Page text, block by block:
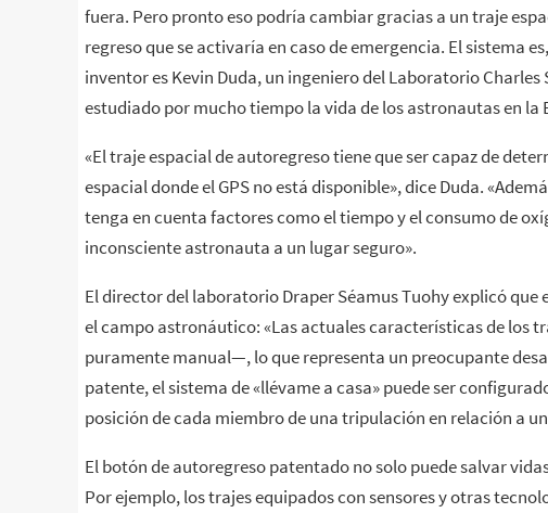
fuera. Pero pronto eso podría cambiar gracias a un traje
regreso que se activaría en caso de emergencia. El sistema
inventor es Kevin Duda, un ingeniero del Laboratorio
estudiado por mucho tiempo la vida de los astronautas en
«El traje espacial de autoregreso tiene que ser capaz de
espacial donde el GPS no está disponible», dice Duda.
tenga en cuenta factores como el tiempo y el consumo de
inconsciente astronauta a un lugar seguro».
El director del laboratorio Draper Séamus Tuohy explicó
el campo astronáutico: «Las actuales características de los
puramente manual—, lo que representa un preocupante
patente, el sistema de «llévame a casa» puede ser
posición de cada miembro de una tripulación en relación a
El botón de autoregreso patentado no solo puede salvar
Por ejemplo, los trajes equipados con sensores y otras